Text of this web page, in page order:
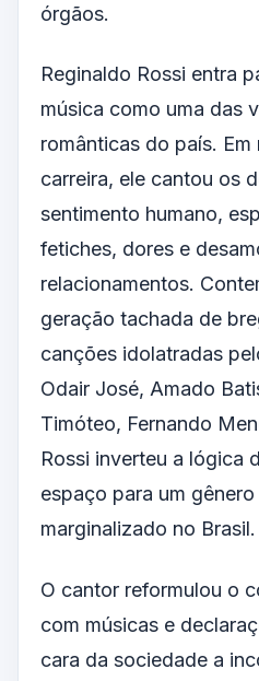
órgãos.
Reginaldo Rossi entra
música como uma das
românticas do país.
carreira, ele cantou os
sentimento humano,
fetiches, dores e
relacionamentos.
geração tachada de
canções idolatradas
Odair José, Amado
Timóteo, Fernando
Rossi inverteu a lógica
espaço para um gênero
marginalizado no Brasil.
O cantor reformulou o
com músicas e
cara da sociedade a